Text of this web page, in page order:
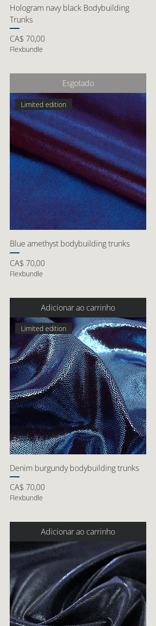
Hologram navy black Bodybuilding
Trunks
Preço
CA$ 70,00
Flexbundle
Esgotado
Limited edition
Blue amethyst bodybuilding trunks
Preço
CA$ 70,00
Flexbundle
Adicionar ao carrinho
Limited edition
Denim burgundy bodybuilding trunks
Preço
CA$ 70,00
Flexbundle
Adicionar ao carrinho